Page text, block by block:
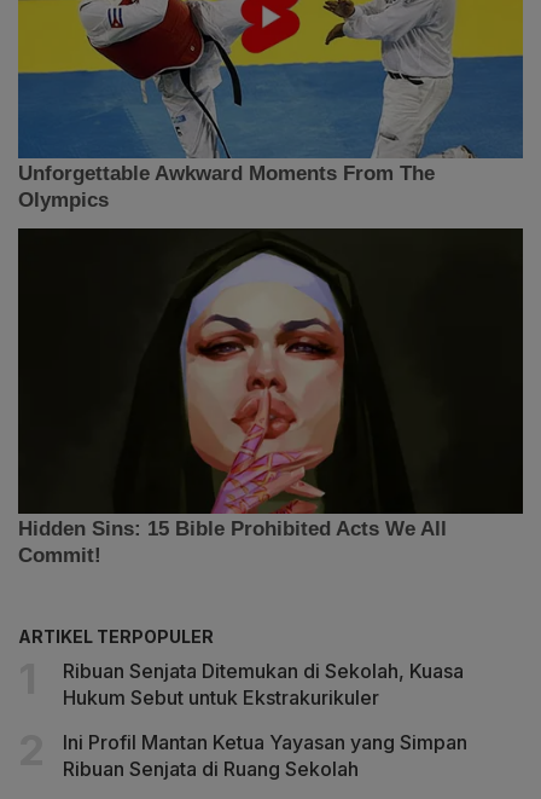
ARTIKEL TERPOPULER
Ribuan Senjata Ditemukan di Sekolah, Kuasa
Hukum Sebut untuk Ekstrakurikuler
Ini Profil Mantan Ketua Yayasan yang Simpan
Ribuan Senjata di Ruang Sekolah